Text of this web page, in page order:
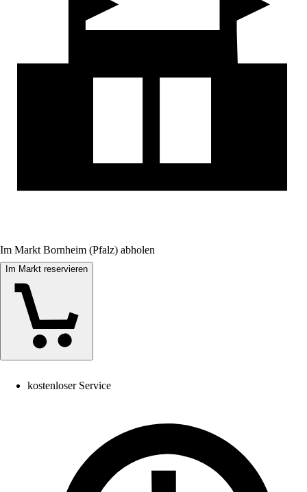
Im Markt Bornheim (Pfalz) abholen
Im Markt reservieren
kostenloser Service